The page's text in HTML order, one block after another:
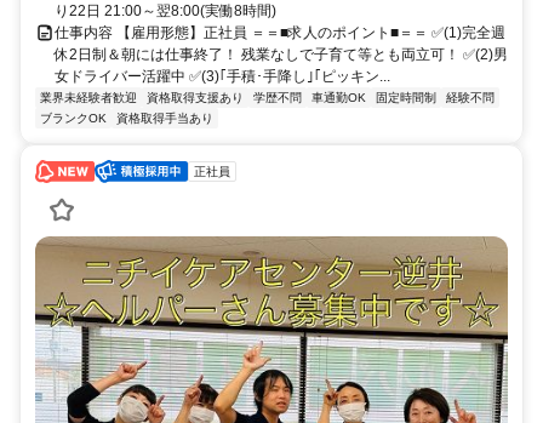
り22日 21:00～翌8:00(実働8時間)
仕事内容 【雇用形態】正社員 ＝＝■求人のポイント■＝＝ ✅(1)完全週
休2日制＆朝には仕事終了！ 残業なしで子育て等とも両立可！ ✅(2)男
女ドライバー活躍中 ✅(3)｢手積･手降し｣｢ピッキン...
業界未経験者歓迎 資格取得支援あり 学歴不問 車通勤OK 固定時間制
経験不問
ブランクOK
資格取得手当あり
正社員